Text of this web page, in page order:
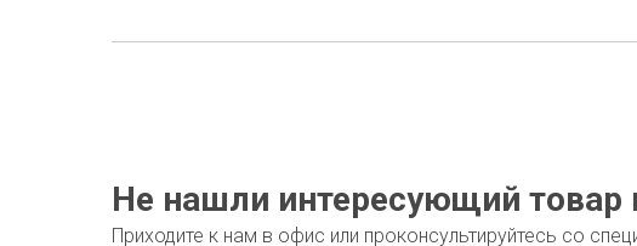
Не нашли интересующий товар
Приходите к нам в офис или проконсультируйтесь со